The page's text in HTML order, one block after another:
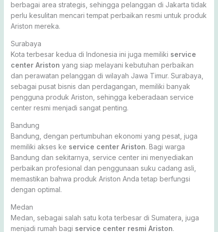
berbagai area strategis, sehingga pelanggan di Jakarta tidak
perlu kesulitan mencari tempat perbaikan resmi untuk produk
Ariston mereka.
Surabaya
Kota terbesar kedua di Indonesia ini juga memiliki service
center Ariston yang siap melayani kebutuhan perbaikan
dan perawatan pelanggan di wilayah Jawa Timur. Surabaya,
sebagai pusat bisnis dan perdagangan, memiliki banyak
pengguna produk Ariston, sehingga keberadaan service
center resmi menjadi sangat penting.
Bandung
Bandung, dengan pertumbuhan ekonomi yang pesat, juga
memiliki akses ke service center Ariston. Bagi warga
Bandung dan sekitarnya, service center ini menyediakan
perbaikan profesional dan penggunaan suku cadang asli,
memastikan bahwa produk Ariston Anda tetap berfungsi
dengan optimal.
Medan
Medan, sebagai salah satu kota terbesar di Sumatera, juga
menjadi rumah bagi service center resmi Ariston.